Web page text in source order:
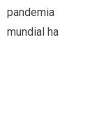
pandemia
mundial ha